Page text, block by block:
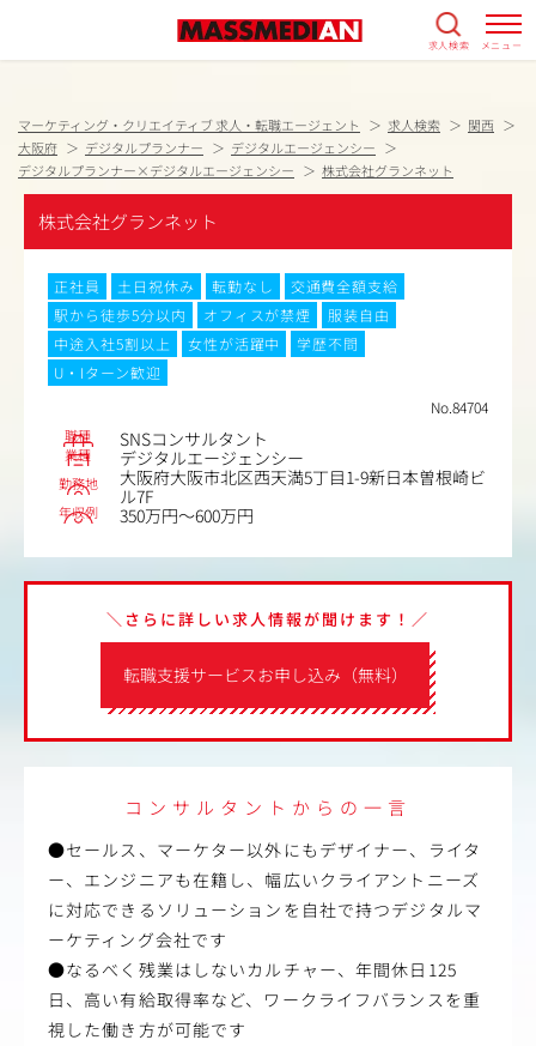
求人検索 メニュー
マーケティング・クリエイティブ 求人・転職エージェント 求人検索
関西
大阪府
デジタルプランナー
デジタルエージェンシー
デジタルプランナー×デジタルエージェンシー
株式会社グランネット
株式会社グランネット
正社員 土日祝休み 転勤なし
交通費全額支給
駅から徒歩5分以内
オフィスが禁煙
服装自由
中途入社5割以上
女性が活躍中
学歴不問
U・Iターン歓迎
No.84704
職種 SNSコンサルタント
業種 デジタルエージェンシー
勤務地
大阪府大阪市北区西天満5丁目1-9新日本曽根崎ビ
ル7F
年収例 350万円～600万円
転職支援サービスお申し込み（無料）
＼さらに詳しい求人情報が聞けます！／
コンサルタントからの一言
●セールス、マーケター以外にもデザイナー、ライタ
ー、エンジニアも在籍し、幅広いクライアントニーズ
に対応できるソリューションを自社で持つデジタルマ
ーケティング会社です
●なるべく残業はしないカルチャー、年間休日125
日、高い有給取得率など、ワークライフバランスを重
視した働き方が可能です